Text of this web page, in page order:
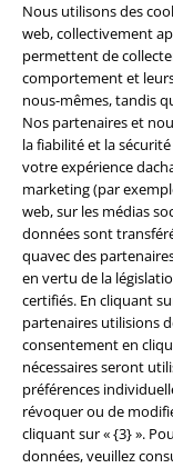
Nous utilisons des
web, collectivement
permettent de
comportement et
nous-mêmes, tandis
Nos partenaires et
la fiabilité et la
votre expérience
marketing (par
web, sur les médias
données sont
quavec des
en vertu de la
certifiés. En cliquant
partenaires utilisions
consentement en
nécessaires seront
préférences
révoquer ou de
cliquant sur « {3} ».
données, veuillez